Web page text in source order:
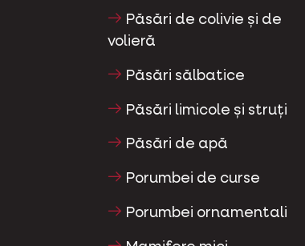
Păsări de colivie și de
volieră
Păsări sălbatice
Păsări limicole și struți
Păsări de apă
Porumbei de curse
Porumbei ornamentali